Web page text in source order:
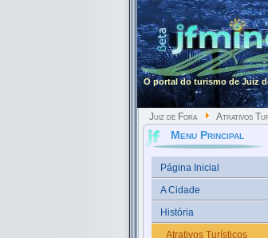
O portal do turismo de Juiz
Juiz de Fora Atrativos
Menu Principal
Página Inicial
A Cidade
História
Atrativos Turísticos